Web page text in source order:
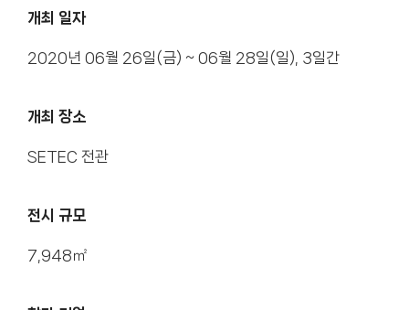
개최 일자
2020년 06월 26일(금) ~ 06월 28일(일), 3일간
개최 장소
SETEC 전관
전시 규모
7,948㎡